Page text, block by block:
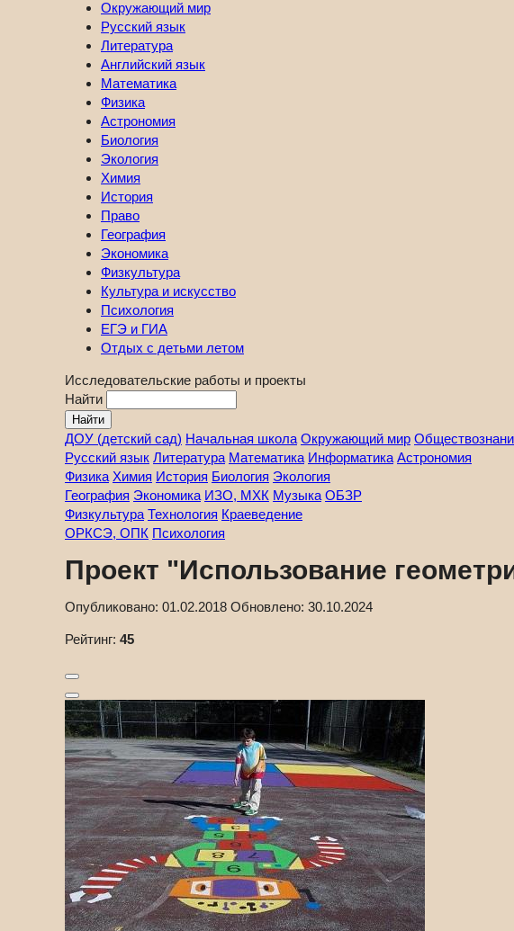
Окружающий мир
Русский язык
Литература
Английский язык
Математика
Физика
Астрономия
Биология
Экология
Химия
История
Право
География
Экономика
Физкультура
Культура и искусство
Психология
ЕГЭ и ГИА
Отдых с детьми летом
Исследовательские работы и проекты
Найти
ДОУ (детский сад) Начальная школа Окружающий мир
Русский язык Литература Математика Информатика Астрономия
Физика Химия История Биология Экология
География Экономика ИЗО, МХК Музыка ОБЗР
Физкультура Технология Краеведение
ОРКСЭ, ОПК Психология
Проект "Использование
Опубликовано: 01.02.2018 Обновлено: 30.10.2024
Рейтинг: 45